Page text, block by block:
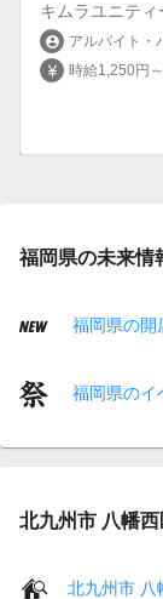
キムラユニティ
account_circle アルバイト・
currency_yen 時給1,250円～
福岡県の未来情
福岡県の開
福岡県のイ
北九州市 八幡
北九州市 八